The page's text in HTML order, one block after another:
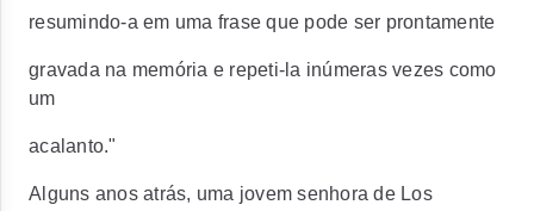
resumindo-a em uma frase que pode ser prontamente
gravada na memória e repeti-la inúmeras vezes como
um
acalanto."
Alguns anos atrás, uma jovem senhora de Los